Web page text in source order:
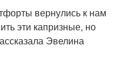
вернулись к нам
эти капризные, но
Эвелина